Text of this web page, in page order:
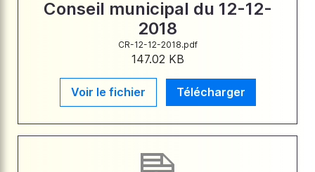
Conseil municipal du 12-12-
2018
CR-12-12-2018.pdf
147.02 KB
Voir le fichier Télécharger